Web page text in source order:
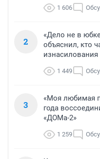
1 606
2
«Дело не в
объяснил, кто
изнасилования
1 449
3
«Моя любимая
года
«ДОМа-2»
1 259